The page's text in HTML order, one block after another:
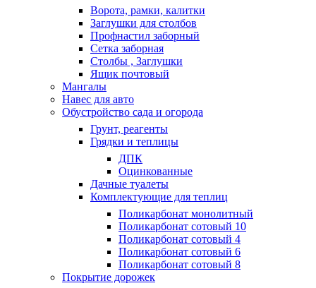
Ворота, рамки, калитки
Заглушки для столбов
Профнастил заборный
Сетка заборная
Столбы , Заглушки
Ящик почтовый
Мангалы
Навес для авто
Обустройство сада и огорода
Грунт, реагенты
Грядки и теплицы
ДПК
Оцинкованные
Дачные туалеты
Комплектующие для теплиц
Поликарбонат монолитный
Поликарбонат сотовый 10
Поликарбонат сотовый 4
Поликарбонат сотовый 6
Поликарбонат сотовый 8
Покрытие дорожек